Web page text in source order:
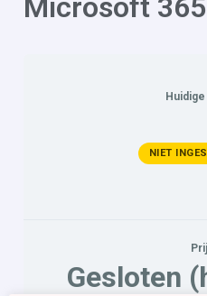
Microsoft
NIET
Gesloten